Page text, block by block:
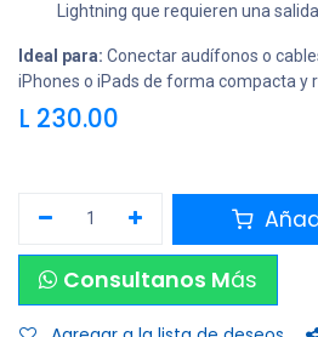
Lightning que requieren una
Ideal para: Conectar audífonos o
iPhones o iPads de forma compacta y
L 230.00
Consultanos Más